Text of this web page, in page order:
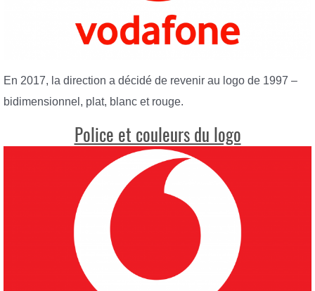
En 2017, la direction a décidé de revenir au logo de 1997 –
bidimensionnel, plat, blanc et rouge.
Police et couleurs du logo